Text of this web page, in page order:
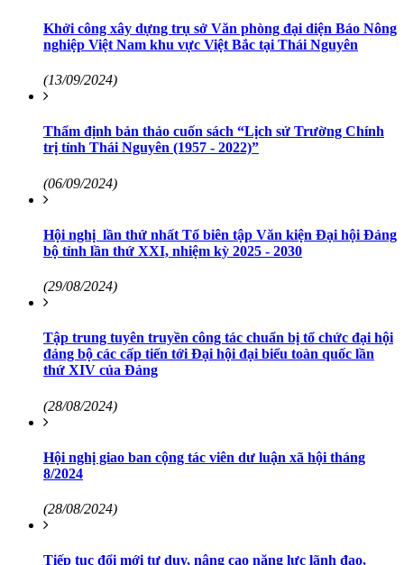
Khởi công xây dựng trụ sở Văn phòng đại diện Báo Nông
nghiệp Việt Nam khu vực Việt Bắc tại Thái Nguyên
(13/09/2024)
Thẩm định bản thảo cuốn sách “Lịch sử Trường Chính
trị tỉnh Thái Nguyên (1957 - 2022)”
(06/09/2024)
Hội nghị lần thứ nhất Tổ biên tập Văn kiện Ðại hội Ðảng
bộ tỉnh lần thứ XXI, nhiệm kỳ 2025 - 2030
(29/08/2024)
Tập trung tuyên truyền công tác chuẩn bị tổ chức đại hội
đảng bộ các cấp tiến tới Đại hội đại biểu toàn quốc lần
thứ XIV của Đảng
(28/08/2024)
Hội nghị giao ban cộng tác viên dư luận xã hội tháng
8/2024
(28/08/2024)
Tiếp tục đổi mới tư duy, nâng cao năng lực lãnh đạo,